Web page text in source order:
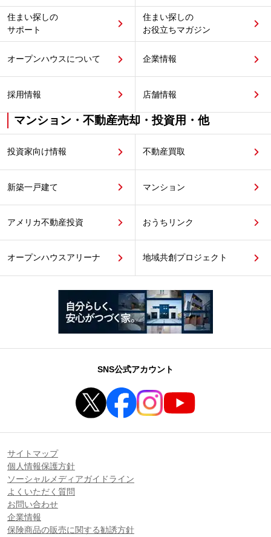
住まい探しの
サポート
住まい探しの
お役立ちマガジン
オープンハウスについて 企業情報
採用情報 店舗情報
マンション・不動産売却・投資用・他
投資家向け情報 不動産買取
新築一戸建て マンション
アメリカ不動産投資 おうちリンク
オープンハウスアリーナ 地域共創プロジェクト
SNS公式アカウント
サイトマップ
個人情報保護方針
ソーシャルメディアガイドライン
よくいただく質問
お問い合わせ
企業情報
保険商品の販売に関する勧誘方針